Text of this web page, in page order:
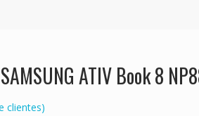
ATIV Book 8
clientes)